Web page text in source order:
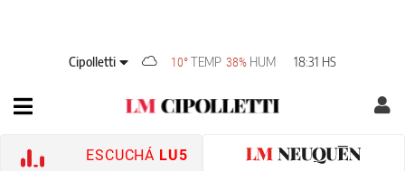
Cipolletti 10° TEMP 38% HUM 18:31 HS
ESCUCHÁ LU5